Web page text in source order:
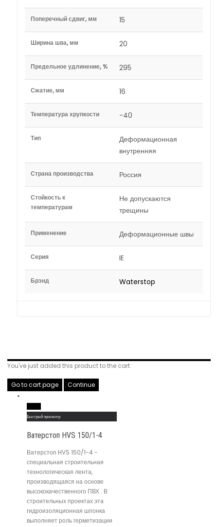
Поперечный сдвиг, мм 15
Ширина шва, мм 20
Предельное удлинение, % 295
Сжатие, мм 16
Температура хрупкости -40
Тип
Деформационная
внутренняя
Страна производства Россия
Стойкость к
температурам
Не допускаются
трещины
Применение Деформационные швы
Серия IE
Брэнд Waterstop
You've just added this product to the cart:
Go to cart page Continue
Быстрый просмотр
Ватерстоп HVS 150/1-4
Ватерстоп HVS 150/1-4 -
специальная строительная
технологическая лента,
производящаяся на основе
высококачественного ПВХ . В
строительных проектах эта
гидроизоляционная шпонка
выполняет роль герметизации